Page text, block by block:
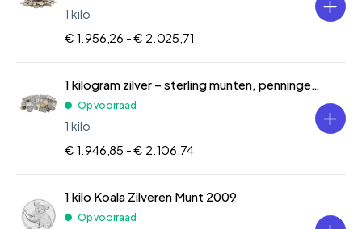
1 kilo
€ 1.956,26 -€ 2.025,71
1 kilogram zilver – sterling munten, penningen en baren
Op voorraad
1 kilo
€ 1.946,85 -€ 2.106,74
1 kilo Koala Zilveren Munt 2009
Op voorraad